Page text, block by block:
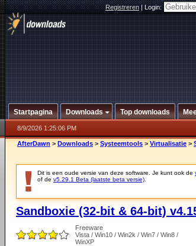
Registreren|Login:
Startpagina Downloads Top downloads
8/9/2026 1:25:06 PM
AfterDawn > Downloads > Systeemtools > Virtualisatie >
Dit is een oude versie van deze software. Je kunt ook de
of de v5.29.1 Beta (laatste beta versie)
Sandboxie (32-bit & 64-bit)
Freeware
Vista / Win10 / Win2k / Win7 / Win8 /
WinXP